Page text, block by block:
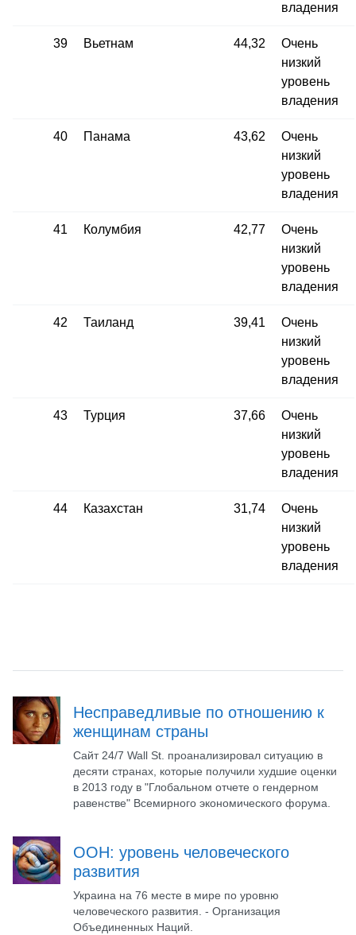
владения
39 Вьетнам 44,32
Очень
низкий
уровень
владения
40 Панама 43,62
Очень
низкий
уровень
владения
41 Колумбия 42,77
Очень
низкий
уровень
владения
42 Таиланд 39,41
Очень
низкий
уровень
владения
43 Турция 37,66
Очень
низкий
уровень
владения
44 Казахстан 31,74
Очень
низкий
уровень
владения
Несправедливые по отношению к
женщинам страны
Сайт 24/7 Wall St. проанализировал ситуацию в
десяти странах, которые получили худшие оценки
в 2013 году в "Глобальном отчете о гендерном
равенстве" Всемирного экономического форума.
ООН: уровень человеческого
развития
Украина на 76 месте в мире по уровню
человеческого развития. - Организация
Объединенных Наций.